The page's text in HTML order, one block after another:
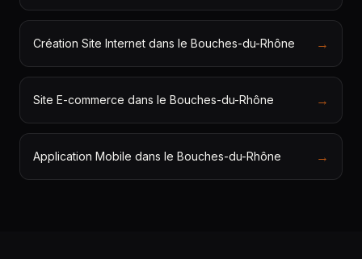
Création Site Internet dans le Bouches-du-Rhône →
Site E-commerce dans le Bouches-du-Rhône →
Application Mobile dans le Bouches-du-Rhône →